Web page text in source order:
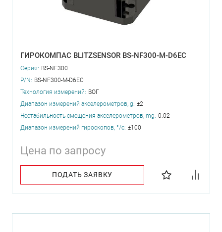
ГИРОКОМПАС BLITZSENSOR BS-NF300-M-D6EC
Серия: BS-NF300
P/N: BS-NF300-M-D6EC
Технология измерений: ВОГ
Диапазон измерений акселерометров, g: ±2
Нестабильность смещения акселерометров, mg: 0.02
Диапазон измерений гироскопов, °/с: ±100
Цена по запросу
ПОДАТЬ ЗАЯВКУ